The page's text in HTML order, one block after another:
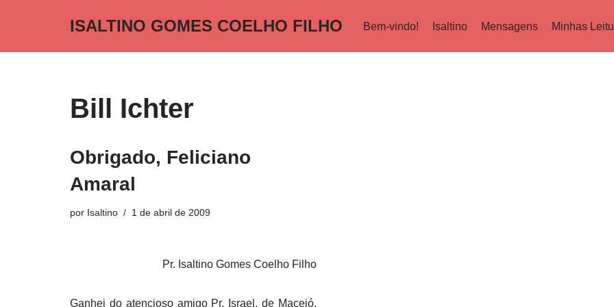
ISALTINO GOMES COELHO FILHO Bem-vindo! Isaltino Mensagens Minhas
Bill Ichter
Obrigado, Feliciano
Amaral
por Isaltino 1 de abril de 2009
Pr. Isaltino Gomes Coelho Filho
Ganhei do atencioso amigo Pr. Israel, de Maceió,